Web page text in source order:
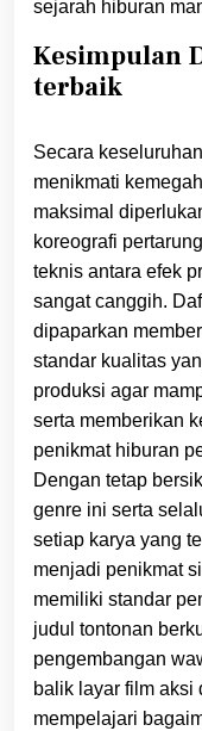
sejarah hiburan
Kesimpulan
terbaik
Secara
menikmati
maksimal
koreografi
teknis antara efek
sangat canggih.
dipaparkan
standar kualitas
produksi agar
serta memberikan
penikmat hiburan
Dengan tetap
genre ini serta
setiap karya yang
menjadi penikmat
memiliki standar
judul tontonan
pengembangan
balik layar film aksi
mempelajari